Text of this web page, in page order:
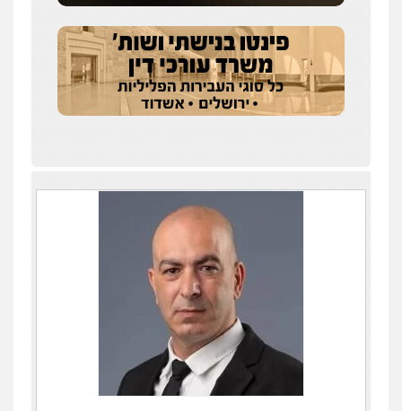
פלילי כלכלי אלימות סמים מעצרים
0525544654
שני אלגרבלי – משרד עורכי דין
עורכי דין לענייני אסירים
0507120031
עו"ד רונן בנדל
משפט פלילי פשיעה חמורה פלילי